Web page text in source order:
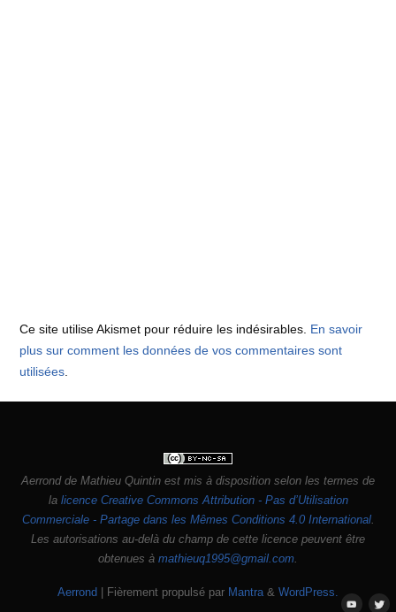
Ce site utilise Akismet pour réduire les indésirables. En savoir
plus sur comment les données de vos commentaires sont
utilisées.
Aerrondde Mathieu Quintin est mis à disposition selon les termes de
la licence Creative Commons Attribution - Pas d’Utilisation
Commerciale - Partage dans les Mêmes Conditions 4.0 International.
Les autorisations au-delà du champ de cette licence peuvent être
obtenues à mathieuq1995@gmail.com
Aerrond | Fièrement propulsé par Mantra& WordPress.